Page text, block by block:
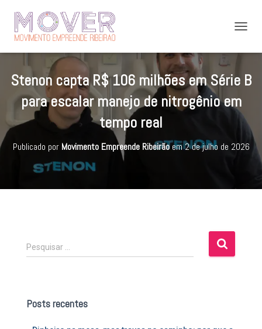
A
R
V
Ç
Stenon capta R$ 106 milhões em Série B
para escalar manejo de nitrogênio em
tempo real
Publicado por Movimento Empreende Ribeirãoem2 de julho de 2026
P
e
i
Pesquisar …
Posts recentes